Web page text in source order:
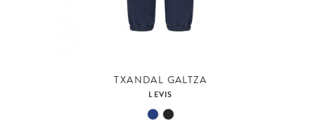
TXANDAL GALTZA
LEVIS